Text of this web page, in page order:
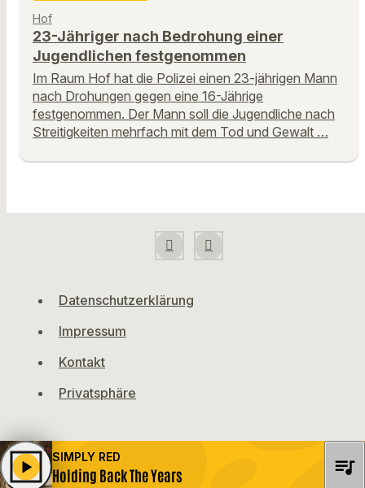
Hof
23-Jähriger nach Bedrohung einer
Jugendlichen festgenommen
Im Raum Hof hat die Polizei einen 23-jährigen Mann
nach Drohungen gegen eine 16-Jährige
festgenommen. Der Mann soll die Jugendliche nach
Streitigkeiten mehrfach mit dem Tod und Gewalt …
Datenschutzerklärung
Impressum
Kontakt
Privatsphäre
SIMPLY RED
Holding Back The Years
play_arrow queue_music